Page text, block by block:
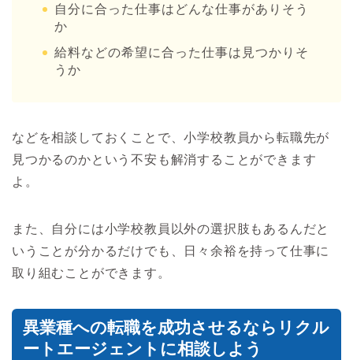
自分に合った仕事はどんな仕事がありそう
か
給料などの希望に合った仕事は見つかりそ
うか
などを相談しておくことで、小学校教員から転職先が
見つかるのかという不安も解消することができます
よ。
また、自分には小学校教員以外の選択肢もあるんだと
いうことが分かるだけでも、日々余裕を持って仕事に
取り組むことができます。
異業種への転職を成功させるならリクル
ートエージェントに相談しよう